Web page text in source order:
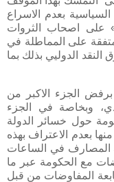
بعدم الاسراع
على اصحاب الثروات
على المماطلة في
الدوليي بذلك بما
الجزء الاكبر من
وبخاصة في الجزء
حول خسائر الدولة
بعدم الاعتراف بهذه
المصارف في الساعات
مع الحكومة عبر ما
المفاوضات من قبل